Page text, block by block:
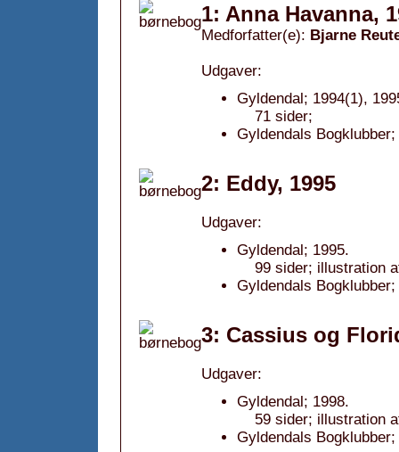
1: Anna Havanna,
Medforfatter(e): Bjarne
Udgaver:
Gyldendal; 1994(1),
71 sider;
Gyldendals
2: Eddy, 1995
Udgaver:
Gyldendal; 1995.
99 sider; illustration
Gyldendals Bogklubber;
3: Cassius og
Udgaver:
Gyldendal; 1998.
59 sider; illustration
Gyldendals Bogklubber;